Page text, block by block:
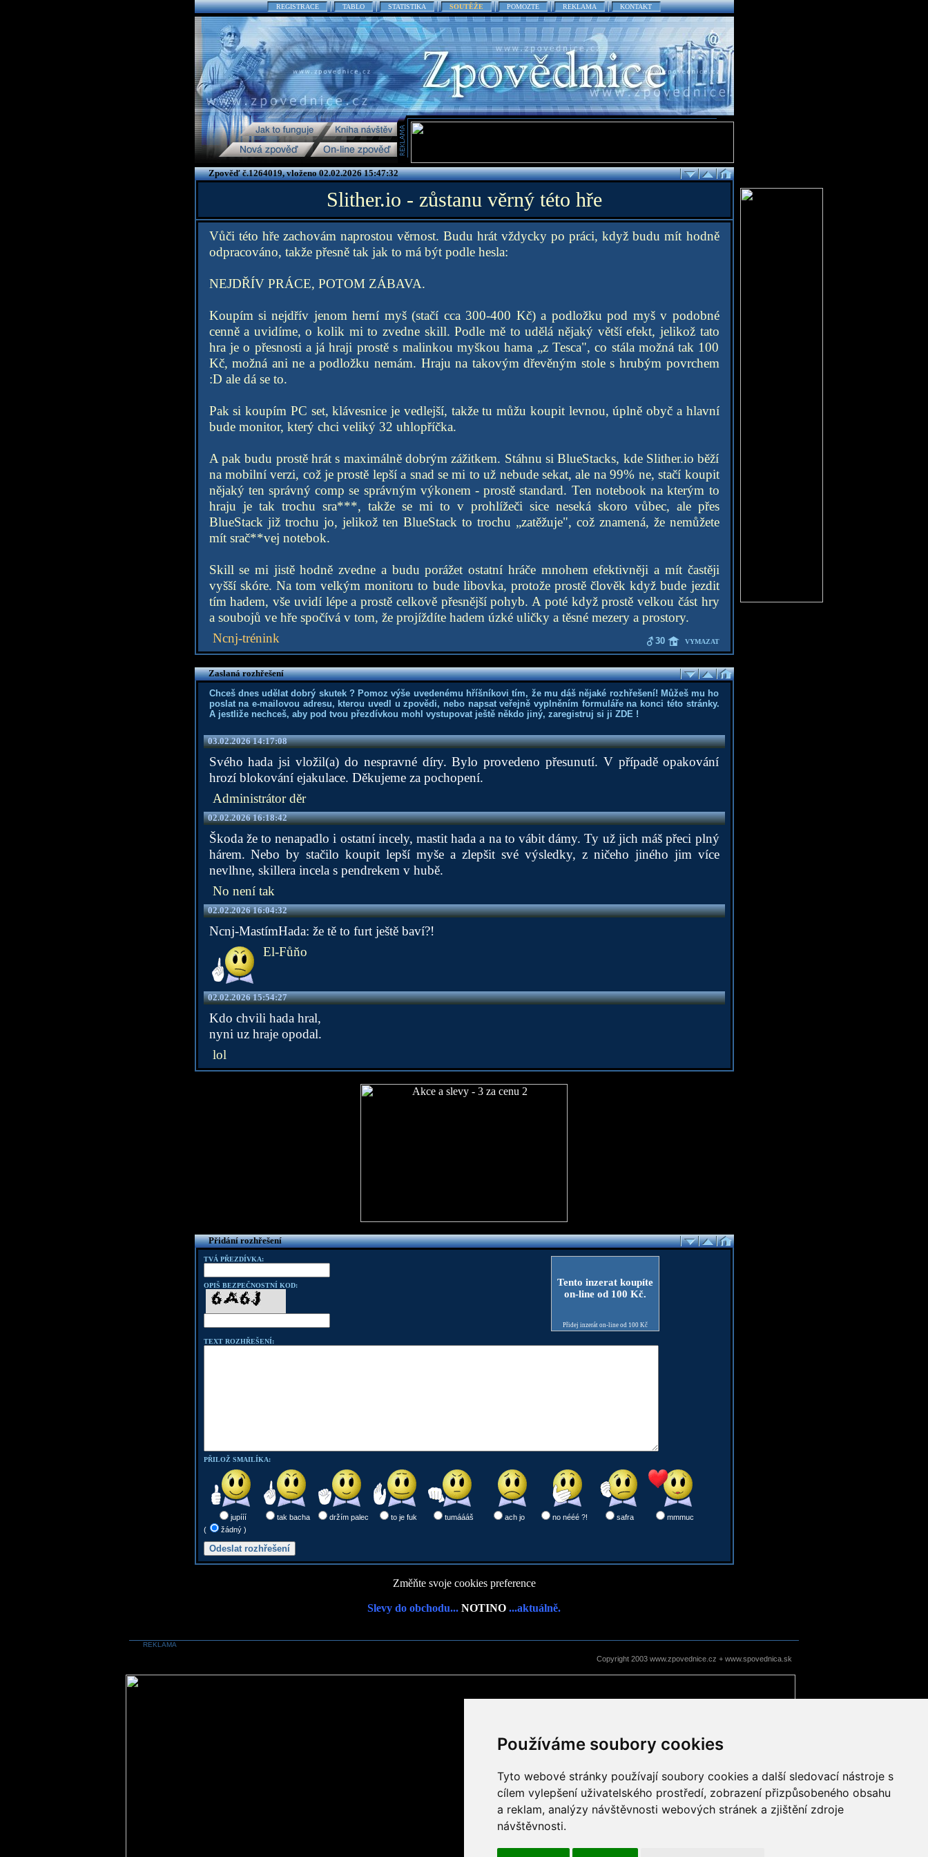
Používáme soubory cookies
Tyto webové stránky používají soubory cookies a další sledovací nástroje s
cílem vylepšení uživatelského prostředí, zobrazení přizpůsobeného obsahu
a reklam, analýzy návštěvnosti webových stránek a zjištění zdroje
návštěvnosti.
REGISTRACE TABLO STATISTIKA SOUTĚŽE POMOZTE REKLAMA KONTAKT
Zpověď č.1264019, vloženo 02.02.2026 15:47:32
Slither.io - zůstanu věrný této hře
Vůči této hře zachovám naprostou věrnost. Budu hrát vždycky po práci, když budu mít hodně
odpracováno, takže přesně tak jak to má být podle hesla:
NEJDŘÍV PRÁCE, POTOM ZÁBAVA.
Koupím si nejdřív jenom herní myš (stačí cca 300-400 Kč) a podložku pod myš v podobné
cenně a uvidíme, o kolik mi to zvedne skill. Podle mě to udělá nějaký větší efekt, jelikož tato
hra je o přesnosti a já hraji prostě s malinkou myškou hama „z Tesca", co stála možná tak 100
Kč, možná ani ne a podložku nemám. Hraju na takovým dřevěným stole s hrubým povrchem
:D ale dá se to.
Pak si koupím PC set, klávesnice je vedlejší, takže tu můžu koupit levnou, úplně obyč a hlavní
bude monitor, který chci veliký 32 uhlopříčka.
A pak budu prostě hrát s maximálně dobrým zážitkem. Stáhnu si BlueStacks, kde Slither.io běží
na mobilní verzi, což je prostě lepší a snad se mi to už nebude sekat, ale na 99% ne, stačí koupit
nějaký ten správný comp se správným výkonem - prostě standard. Ten notebook na kterým to
hraju je tak trochu sra***, takže se mi to v prohlížeči sice neseká skoro vůbec, ale přes
BlueStack již trochu jo, jelikož ten BlueStack to trochu „zatěžuje", což znamená, že nemůžete
mít srač**vej notebok.
Skill se mi jistě hodně zvedne a budu porážet ostatní hráče mnohem efektivněji a mít častěji
vyšší skóre. Na tom velkým monitoru to bude libovka, protože prostě člověk když bude jezdit
tím hadem, vše uvidí lépe a prostě celkově přesnější pohyb. A poté když prostě velkou část hry
a soubojů ve hře spočívá v tom, že projíždíte hadem úzké uličky a těsné mezery a prostory.
Ncnj-trénink
30 VYMAZAT
Zaslaná rozhřešení
Chceš dnes udělat dobrý skutek ? Pomoz výše uvedenému hříšníkovi tím, že mu dáš nějaké rozhřešení! Můžeš mu ho
poslat na e-mailovou adresu, kterou uvedl u zpovědi, nebo napsat veřejně vyplněním formuláře na konci této stránky.
A jestliže nechceš, aby pod tvou přezdívkou mohl vystupovat ještě někdo jiný, zaregistruj si ji ZDE!
03.02.2026 14:17:08
Svého hada jsi vložil(a) do nespravné díry. Bylo provedeno přesunutí. V případě opakování
hrozí blokování ejakulace. Děkujeme za pochopení.
Administrátor děr
02.02.2026 16:18:42
Škoda že to nenapadlo i ostatní incely, mastit hada a na to vábit dámy. Ty už jich máš přeci plný
hárem. Nebo by stačilo koupit lepší myše a zlepšit své výsledky, z ničeho jiného jim více
nevlhne, skillera incela s pendrekem v hubě.
No není tak
02.02.2026 16:04:32
Ncnj-MastímHada: že tě to furt ještě baví?!
El-Fůňo
02.02.2026 15:54:27
Kdo chvili hada hral,
nyni uz hraje opodal.
lol
Přidání rozhřešení
TVÁ PŘEZDÍVKA:
OPIŠ BEZPEČNOSTNÍ KOD:
Tento inzerat koupíte
on-line od 100 Kč.
Přidej inzerát on-line od 100 Kč
TEXT ROZHŘEŠENÍ:
PŘILOŽ SMAILÍKA:
jupííí tak bacha držím palec to je fuk tumáááš ach jo no nééé ?! safra
mmmuc
(
žádný )
Změňte svoje cookies preference
Slevy do obchodu... NOTINO ...aktuálně.
REKLAMA
Copyright 2003 www.zpovednice.cz + www.spovednica.sk